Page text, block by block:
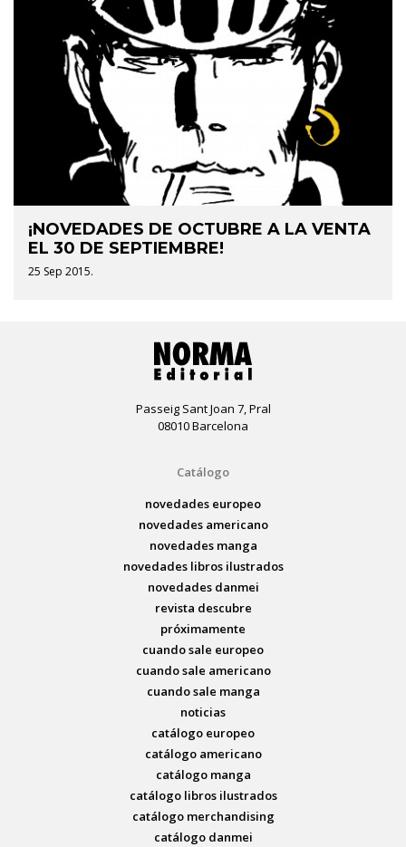
¡NOVEDADES DE OCTUBRE A LA VENTA
EL 30 DE SEPTIEMBRE!
25 Sep 2015.
Passeig Sant Joan 7, Pral
08010 Barcelona
Catálogo
novedades europeo
novedades americano
novedades manga
novedades libros ilustrados
novedades danmei
revista descubre
próximamente
cuando sale europeo
cuando sale americano
cuando sale manga
noticias
catálogo europeo
catálogo americano
catálogo manga
catálogo libros ilustrados
catálogo merchandising
catálogo danmei